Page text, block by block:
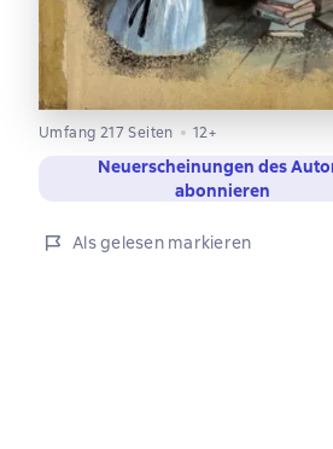
Umfang 217 Seiten 12+
Neuerscheinungen des
abonnieren
Als gelesen markieren